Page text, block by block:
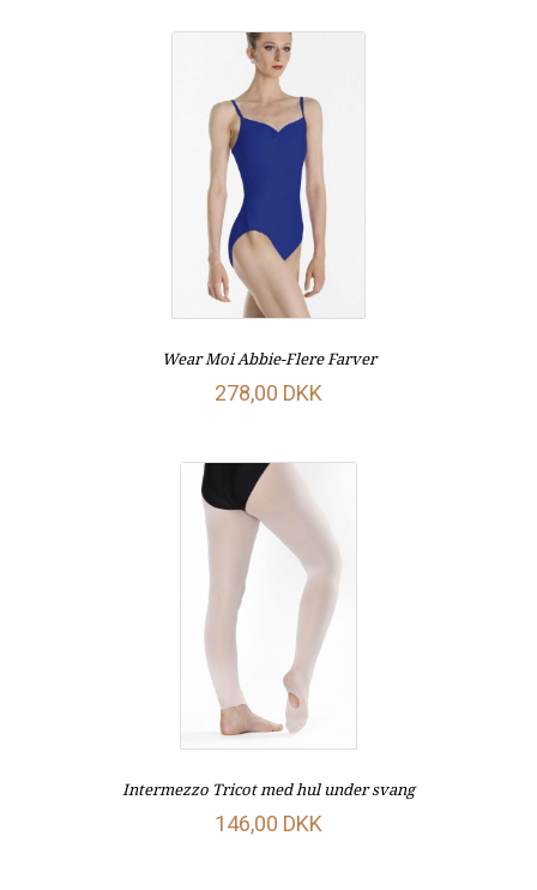
Wear Moi Abbie-Flere Farver
278,00 DKK
Intermezzo Tricot med hul under svang
146,00 DKK